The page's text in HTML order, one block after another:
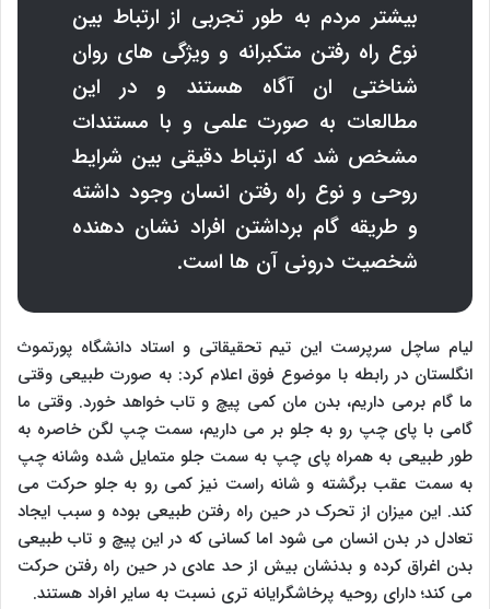
بیشتر مردم به طور تجربی از ارتباط بین
نوع راه رفتن متکبرانه و ویژگی های روان
شناختی ان آگاه هستند و در این
مطالعات به صورت علمی و با مستندات
مشخص شد که ارتباط دقیقی بین شرایط
روحی و نوع راه رفتن انسان وجود داشته
و طریقه گام برداشتن افراد نشان دهنده
شخصیت درونی آن ها است.
لیام ساچل سرپرست این تیم تحقیقاتی و استاد دانشگاه پورتموث
انگلستان در رابطه با موضوع فوق اعلام کرد: به صورت طبیعی وقتی
ما گام برمی داریم، بدن مان کمی پیچ و تاب خواهد خورد. وقتی ما
گامی با پای چپ رو به جلو بر می داریم، سمت چپ لگن خاصره به
طور طبیعی به همراه پای چپ به سمت جلو متمایل شده وشانه چپ
به سمت عقب برگشته و شانه راست نیز کمی رو به جلو حرکت می
کند. این میزان از تحرک در حین راه رفتن طبیعی بوده و سبب ایجاد
تعادل در بدن انسان می شود اما کسانی که در این پیچ و تاب طبیعی
بدن اغراق کرده و بدنشان بیش از حد عادی در حین راه رفتن حرکت
می کند؛ دارای روحیه پرخاشگرایانه تری نسبت به سایر افراد هستند.